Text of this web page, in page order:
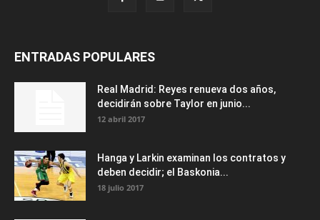
ENTRADAS POPULARES
Real Madrid: Reyes renueva dos años,
decidirán sobre Taylor en junio...
12 abril 2017
Hanga y Larkin examinan los contratos y
deben decidir; el Baskonia...
18 julio 2017